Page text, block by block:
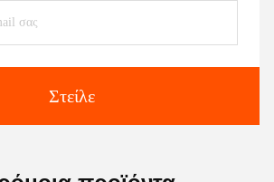
Στείλε